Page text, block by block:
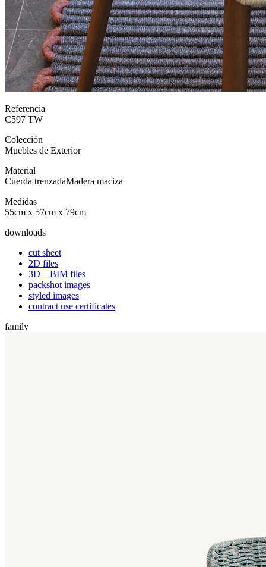
Referencia
C597 TW
Colección
Muebles de Exterior
Material
Cuerda trenzadaMadera maciza
Medidas
55cm x 57cm x 79cm
downloads
cut sheet
2D files
3D – BIM files
packshot images
styled images
contract use certificates
family